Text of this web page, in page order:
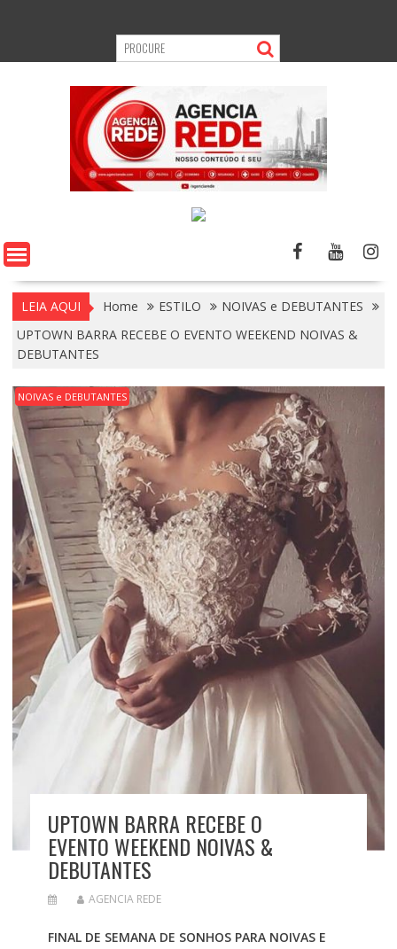
LEIA AQUI Home ESTILO
NOIVAS e DEBUTANTES
UPTOWN BARRA RECEBE O EVENTO WEEKEND NOIVAS &
DEBUTANTES
NOIVAS e DEBUTANTES
UPTOWN BARRA RECEBE O
EVENTO WEEKEND NOIVAS &
DEBUTANTES
AGENCIA REDE
FINAL DE SEMANA DE SONHOS PARA NOIVAS E